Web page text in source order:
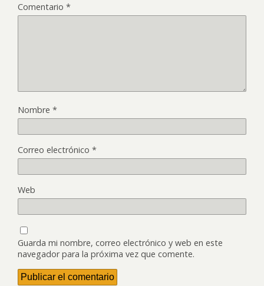
Comentario *
Nombre *
Correo electrónico *
Web
Guarda mi nombre, correo electrónico y web en este
navegador para la próxima vez que comente.